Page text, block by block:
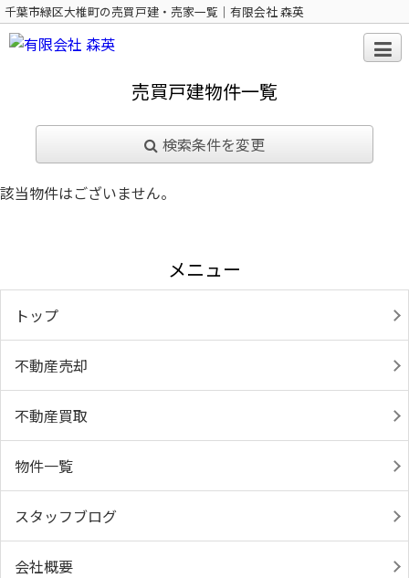
千葉市緑区大椎町の売買戸建・売家一覧｜有限会社 森英
売買戸建物件一覧
検索条件を変更
該当物件はございません。
メニュー
トップ
不動産売却
不動産買取
物件一覧
スタッフブログ
会社概要